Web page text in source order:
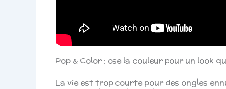
Pop & Color : ose la couleur pour un look
La vie est trop courte pour des ongles